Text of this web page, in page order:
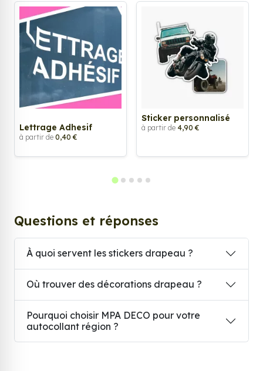
Lettrage Adhesif
à partir de 0,40 €
Sticker personnalisé
à partir de 4,90 €
Questions et réponses
À quoi servent les stickers drapeau ?
Où trouver des décorations drapeau ?
Pourquoi choisir MPA DECO pour votre
autocollant région ?